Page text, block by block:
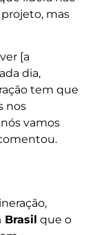
mas
[a
dia,
tem que
nos
vamos
Brasil que o